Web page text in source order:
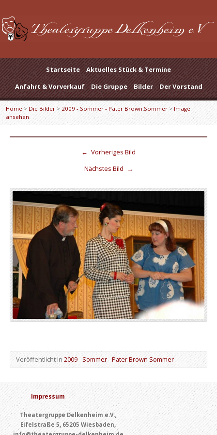
Startseite
Aktuelles Stück & Termine
Anfahrt & Vorverkauf
Die Gruppe Bilder Der Vorstand
Home > Die Bilder> 2009 - Sommer - Pater Brown Sommer >Image
ansehen
← Vorheriges Bild
Nächstes Bild →
Veröffentlicht in2009 - Sommer - Pater Brown Sommer
Impressum
Theatergruppe Delkenheim e.V.,
Eifelstraße 5, 65205 Wiesbaden,